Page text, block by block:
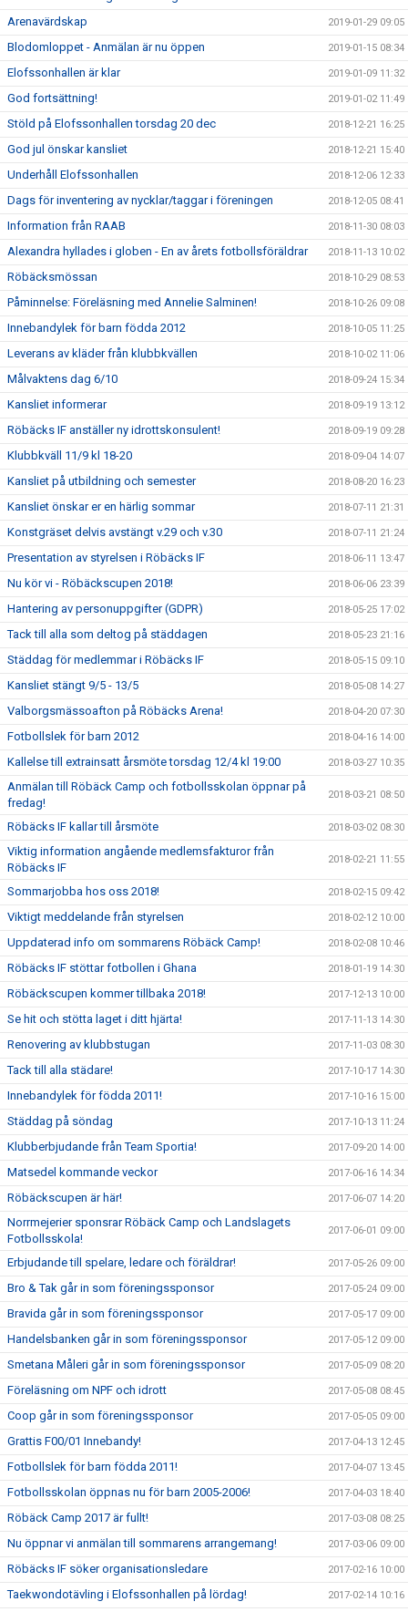
Arenavärdskap 2019-01-29 09:05
Blodomloppet - Anmälan är nu öppen 2019-01-15 08:34
Elofssonhallen är klar 2019-01-09 11:32
God fortsättning! 2019-01-02 11:49
Stöld på Elofssonhallen torsdag 20 dec 2018-12-21 16:25
God jul önskar kansliet 2018-12-21 15:40
Underhåll Elofssonhallen 2018-12-06 12:33
Dags för inventering av nycklar/taggar i föreningen 2018-12-05 08:41
Information från RAAB 2018-11-30 08:03
Alexandra hyllades i globen - En av årets fotbollsföräldrar 2018-11-13 10:02
Röbäcksmössan 2018-10-29 08:53
Påminnelse: Föreläsning med Annelie Salminen! 2018-10-26 09:08
Innebandylek för barn födda 2012 2018-10-05 11:25
Leverans av kläder från klubbkvällen 2018-10-02 11:06
Målvaktens dag 6/10 2018-09-24 15:34
Kansliet informerar 2018-09-19 13:12
Röbäcks IF anställer ny idrottskonsulent! 2018-09-19 09:28
Klubbkväll 11/9 kl 18-20 2018-09-04 14:07
Kansliet på utbildning och semester 2018-08-20 16:23
Kansliet önskar er en härlig sommar 2018-07-11 21:31
Konstgräset delvis avstängt v.29 och v.30 2018-07-11 21:24
Presentation av styrelsen i Röbäcks IF 2018-06-11 13:47
Nu kör vi - Röbäckscupen 2018! 2018-06-06 23:39
Hantering av personuppgifter (GDPR) 2018-05-25 17:02
Tack till alla som deltog på städdagen 2018-05-23 21:16
Städdag för medlemmar i Röbäcks IF 2018-05-15 09:10
Kansliet stängt 9/5 - 13/5 2018-05-08 14:27
Valborgsmässoafton på Röbäcks Arena! 2018-04-20 07:30
Fotbollslek för barn 2012 2018-04-16 14:00
Kallelse till extrainsatt årsmöte torsdag 12/4 kl 19:00 2018-03-27 10:35
Anmälan till Röbäck Camp och fotbollsskolan öppnar på
fredag!
2018-03-21 08:50
Röbäcks IF kallar till årsmöte 2018-03-02 08:30
Viktig information angående medlemsfakturor från
Röbäcks IF
2018-02-21 11:55
Sommarjobba hos oss 2018! 2018-02-15 09:42
Viktigt meddelande från styrelsen 2018-02-12 10:00
Uppdaterad info om sommarens Röbäck Camp! 2018-02-08 10:46
Röbäcks IF stöttar fotbollen i Ghana 2018-01-19 14:30
Röbäckscupen kommer tillbaka 2018! 2017-12-13 10:00
Se hit och stötta laget i ditt hjärta! 2017-11-13 14:30
Renovering av klubbstugan 2017-11-03 08:30
Tack till alla städare! 2017-10-17 14:30
Innebandylek för födda 2011! 2017-10-16 15:00
Städdag på söndag 2017-10-13 11:24
Klubberbjudande från Team Sportia! 2017-09-20 14:00
Matsedel kommande veckor 2017-06-16 14:34
Röbäckscupen är här! 2017-06-07 14:20
Norrmejerier sponsrar Röbäck Camp och Landslagets
Fotbollsskola!
2017-06-01 09:00
Erbjudande till spelare, ledare och föräldrar! 2017-05-26 09:00
Bro & Tak går in som föreningssponsor 2017-05-24 09:00
Bravida går in som föreningssponsor 2017-05-17 09:00
Handelsbanken går in som föreningssponsor 2017-05-12 09:00
Smetana Måleri går in som föreningssponsor 2017-05-09 08:20
Föreläsning om NPF och idrott 2017-05-08 08:45
Coop går in som föreningssponsor 2017-05-05 09:00
Grattis F00/01 Innebandy! 2017-04-13 12:45
Fotbollslek för barn födda 2011! 2017-04-07 13:45
Fotbollsskolan öppnas nu för barn 2005-2006! 2017-04-03 18:40
Röbäck Camp 2017 är fullt! 2017-03-08 08:25
Nu öppnar vi anmälan till sommarens arrangemang! 2017-03-06 09:00
Röbäcks IF söker organisationsledare 2017-02-16 10:00
Taekwondotävling i Elofssonhallen på lördag! 2017-02-14 10:16